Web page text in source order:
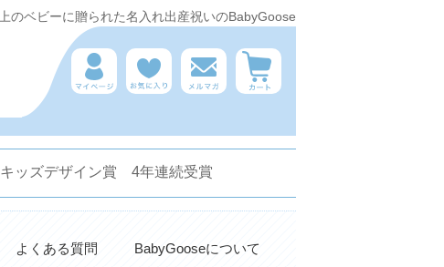
のベビーに贈られた名入れ出産祝いのBabyGoose
ッズデザイン賞 4年連続受賞
よくある質問 BabyGooseについて